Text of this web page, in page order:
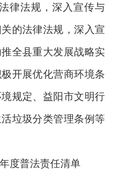
律法规，深入宣传与
的法律法规，深入宣
全县重大发展战略实
开展优化营商环境条
规定、益阳市文明行
垃圾分类管理条例等
度普法责任清单